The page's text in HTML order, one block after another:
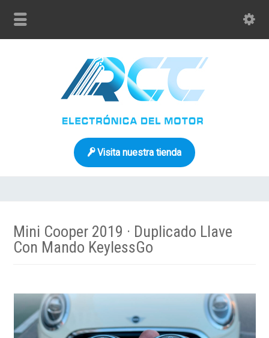
Visita nuestra tienda
Mini Cooper 2019 · Duplicado Llave
Con Mando KeylessGo